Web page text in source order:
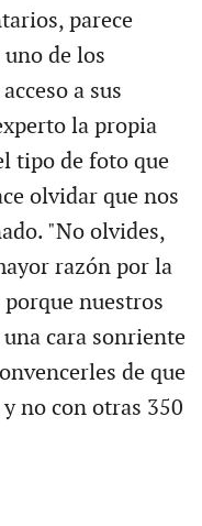
parece
de los
a sus
la propia
tipo de foto que
olvidar que nos
"No olvides,
razón por la
porque nuestros
cara sonriente
de que
no con otras 350